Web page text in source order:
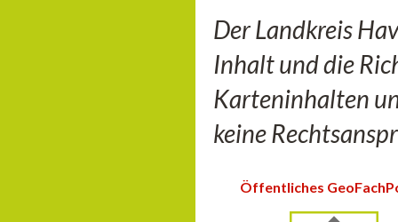
Der Landkreis
Inhalt und die
Karteninhalten
keine
Öffentliches